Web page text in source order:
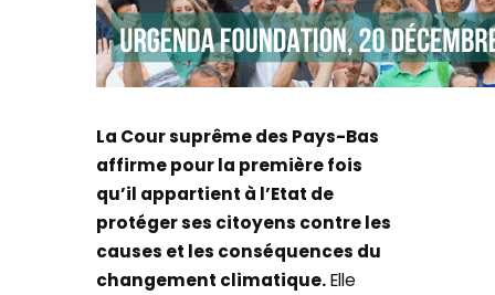
La Cour suprême des Pays-Bas
affirme pour la première fois
qu’il appartient à l’Etat de
protéger ses citoyens contre les
causes et les conséquences du
changement climatique.Elle